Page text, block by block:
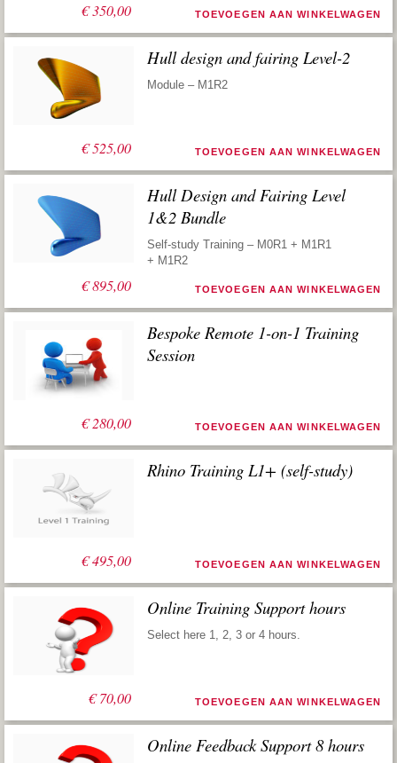
€350,00 TOEVOEGEN AAN WINKELWAGEN
€525,00
Hull design and fairing Level-2
Module – M1R2
TOEVOEGEN AAN WINKELWAGEN
€895,00
Hull Design and Fairing Level
1&2 Bundle
Self-study Training – M0R1 + M1R1
+ M1R2
TOEVOEGEN AAN WINKELWAGEN
€280,00
Bespoke Remote 1-on-1 Training
Session
TOEVOEGEN AAN WINKELWAGEN
€495,00
Rhino Training L1+ (self-study)
TOEVOEGEN AAN WINKELWAGEN
€70,00
Online Training Support hours
Select here 1, 2, 3 or 4 hours.
TOEVOEGEN AAN WINKELWAGEN
Online Feedback Support 8 hours